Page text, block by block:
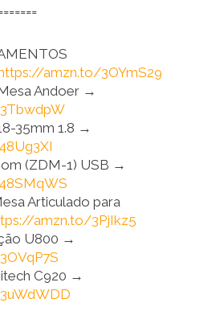
amzn.to/3OYmS29
Andoer →
35mm 1.8 →
(ZDM-1) USB →
Articulado para
amzn.to/3PjIkz5
U800 →
C920 →